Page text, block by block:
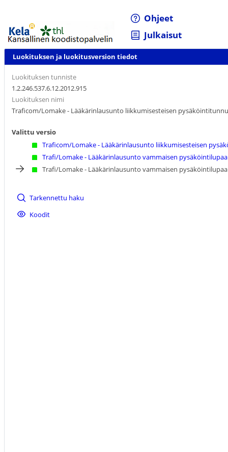
Ohjeet
Julkaisut
Luokituksen ja luokitusversion tiedot
Luokituksen tunniste
1.2.246.537.6.12.2012.915
Luokituksen nimi
Traficom/Lomake - Lääkärinlausunto liikkumisesteisen
Valittu versio
Traficom/Lomake - Lääkärinlausunto liikkumisesteisen
Trafi/Lomake - Lääkärinlausunto vammaisen
Trafi/Lomake - Lääkärinlausunto vammaisen
Tarkennettu haku
Koodit